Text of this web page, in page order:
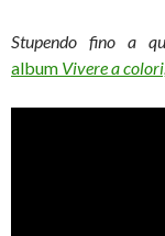
Stupendo fino a
album Vivere a colori,